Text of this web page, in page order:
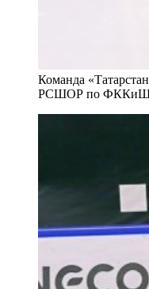
Команда
РСШОР по